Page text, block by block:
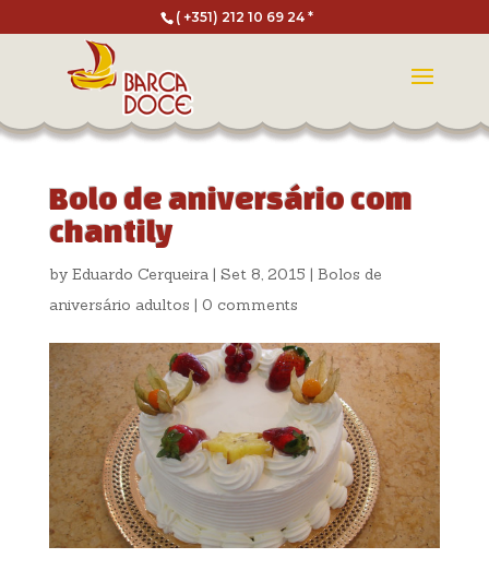
( +351) 212 10 69 24 *
Bolo de aniversário com
chantily
by Eduardo Cerqueira| Set 8, 2015 | Bolos de
aniversário adultos | 0 comments